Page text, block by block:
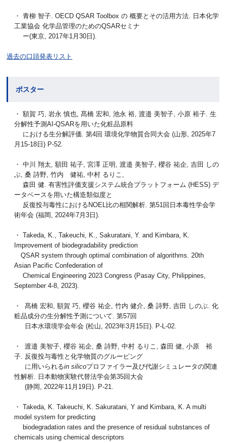
・ 青柳 智子. OECD QSAR Toolbox の 概要とその活用方法. 日本化学
工業協会 化学品管理のためのQSARセミナ
ー(東京, 2017年1月30日).
過去の口頭発表リスト
ポスター
・ 額賀 巧, 岩永 慎也, 髙橋 宏和, 池永 裕, 渡邉 美智子, 小原 裕子. 生
分解性予測AI-QSARを用いた化粧品原料
における生分解評価. 第4回 環境化学物質合同大会 (山形, 2025年7
月15-18日) P-52.
・ 中川 翔太, 額田 祐子, 宮澤 正明, 渡邉 美智子, 櫻谷 祐企, 吉田 しの
ぶ, 桑 詩野, 竹内 健祐, 中村 るりこ,
森田 健. 有害性評価支援システム統合プラットフォーム (HESS) デ
ータベースを用いた構造類似度と
反復投与毒性におけるNOEL比の相関解析. 第51回日本毒性学会学
術年会 (福岡, 2024年7月3日).
・ Takeda, K., Takeuchi, K., Sakuratani, Y. and Kimbara, K.
Improvement of biodegradability prediction
QSAR system through optimal combination of algorithms. 20th
Asian Pacific Confederation of
Chemical Engineering 2023 Congress (Pasay City, Philippines,
September 4-8, 2023).
・ 髙橋 宏和, 額賀 巧, 櫻谷 祐企, 竹内 健介, 桑 詩野, 吉田 しのぶ. 化
粧品成分の生分解性予測について. 第57回
日本水環境学会年会 (松山, 2023年3月15日). P-L-02.
・ 渡邉 美智子, 櫻谷 祐企, 桑 詩野, 中村 るりこ, 森田 健, 小原 裕
子. 反復投与毒性と化学物質のグルーピング
に用いられるin silicoプロファイラー及び代謝シミュレータの関連
性解析. 日本動物実験代替法学会第35回大会
(静岡, 2022年11月19日). P-21.
・ Takeda, K. Takeuchi, K. Sakuratani, Y and Kimbara, K. A multi
model system for predicting
biodegradation rates and the presence of residual substances of
chemicals using chemical descriptors